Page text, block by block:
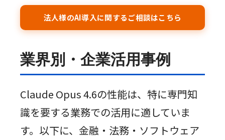
法人様のAI導入に関するご相談はこちら
業界別・企業活用事例
Claude Opus 4.6の性能は、特に専門知
識を要する業務での活用に適していま
す。以下に、金融・法務・ソフトウェア